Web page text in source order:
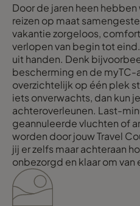
Door de jaren heen
reizen op maat
vakantie zorgeloos,
verlopen van begin tot
uit handen. Denk
bescherming en de myTC-
overzichtelijk op één plek
iets onverwachts, dan kun
achteroverleunen. Last-
geannuleerde vluchten of
worden door jouw Travel
jij er zelfs maar achteraan
onbezorgd en klaar om